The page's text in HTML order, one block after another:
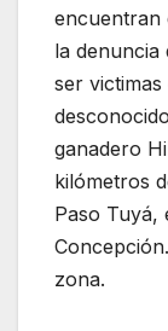
encuentran
la denuncia
ser
desconoci
ganadero
kilómetros
Paso Tuyá,
zona.